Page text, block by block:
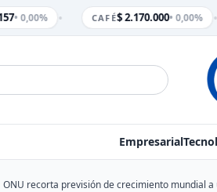
• 0,00% CAFÉ $ 2.170.000• 0,00%
Empresarial
ONU recorta previsión de crecimiento mundial